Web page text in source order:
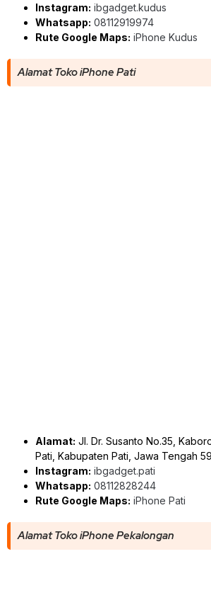
Instagram: ibgadget.kudus
Whatsapp: 08112919974
Rute Google Maps: iPhone Kudus
Alamat Toko iPhone Pati
Alamat: Jl. Dr. Susanto No.35,
Pati, Kabupaten Pati, Jawa Tengah
Instagram: ibgadget.pati
Whatsapp: 08112828244
Rute Google Maps: iPhone Pati
Alamat Toko iPhone Pekalongan